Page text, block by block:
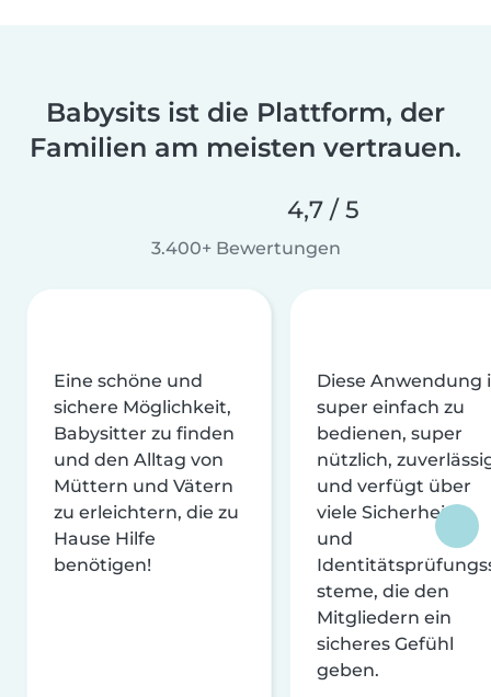
Babysits ist die Plattform, der
Familien am meisten vertrauen.
4,7 / 5
3.400+ Bewertungen
Eine schöne und
sichere Möglichkeit,
Babysitter zu finden
und den Alltag von
Müttern und Vätern
zu erleichtern, die zu
Hause Hilfe
benötigen!
Diese Anwendung
super einfach zu
bedienen, super
nützlich,
und verfügt über
viele Sicherheits-
und
steme, die den
Mitgliedern ein
sicheres Gefühl
geben.